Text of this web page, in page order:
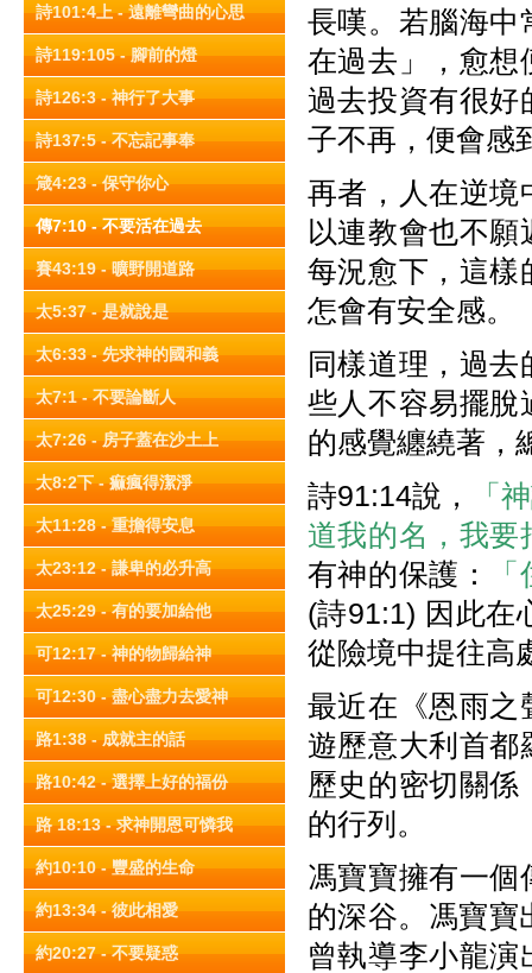
詩101:4上 - 遠離彎曲的心思
詩119:105 - 腳前的燈
詩126:3 - 神行了大事
詩137:5 - 不忘記事奉
箴4:23 - 保守你心
傳7:10 - 不要活在過去
賽43:19 - 曠野開道路
太5:37 - 是就說是
太6:33 - 先求神的國和義
太7:1 - 不要論斷人
太7:26 - 房子蓋在沙土上
太8:2下 - 痲瘋得潔淨
太11:28 - 重擔得安息
太23:12 - 謙卑的必升高
太25:29 - 有的要加給他
可12:17 - 神的物歸給神
可12:30 - 盡心盡力去愛神
路1:38 - 成就主的話
路10:42 - 選擇上好的福份
路 18:13 - 求神開恩可憐我
約10:10 - 豐盛的生命
約13:34 - 彼此相愛
約20:27 - 不要疑惑
長嘆。若腦海中
在過去」，愈想
過去投資有很好
子不再，便會感
再者，人在逆境
以連教會也不
每況愈下，這樣
怎會有安全感。
同樣道理，過
些人不容易擺脫
的感覺纏繞著，
詩91:14說，
「
道我的名，我要
有神的保護：
(詩91:1) 因此在
從險境中提往高
最近在《恩雨之
遊歷意大利首都
歷史的密切關
的行列。
馮寶寶擁有一個
的深谷。馮寶寶
曾執導李小龍